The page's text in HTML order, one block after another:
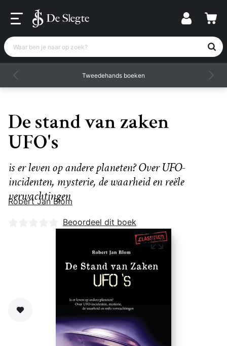
Waar ben je naar op zoek?
Tweedehands boeken
De stand van zaken
UFO's
is er leven op andere planeten? Over UFO-
incidenten, mysterie, de waarheid en reële
verwachtingen
Robert Jan Blom
Nog geen beoordelingen
Beoordeel dit boek
Zet op verlanglijst